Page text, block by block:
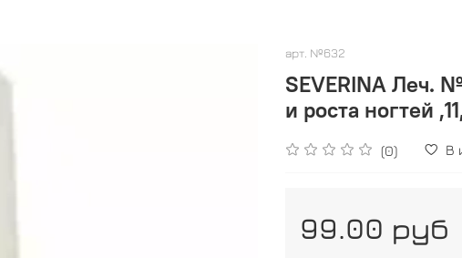
арт. №632
SEVERINA Леч.
и роста ногтей
(0) В
99.00 руб